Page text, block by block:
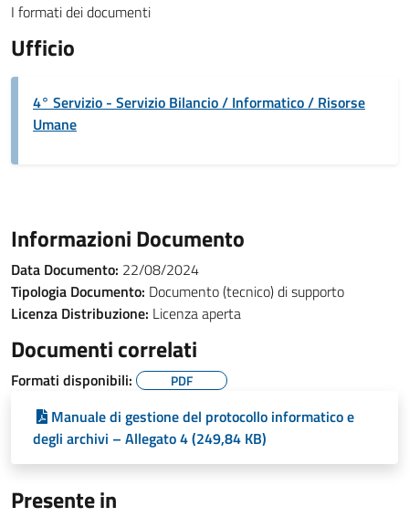
I formati dei documenti
Ufficio
4° Servizio - Servizio Bilancio / Informatico / Risorse
Umane
Informazioni Documento
Data Documento: 22/08/2024
Tipologia Documento: Documento (tecnico) di supporto
Licenza Distribuzione: Licenza aperta
Documenti correlati
Formati disponibili: PDF
Manuale di gestione del protocollo informatico e
degli archivi – Allegato 4 (249,84 KB)
Presente in